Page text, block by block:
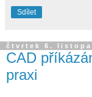
Sdílet
čtvrtek 6.
CAD
praxi